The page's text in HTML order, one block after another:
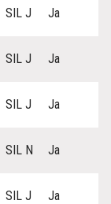
SIL J Ja
SIL J Ja
SIL J Ja
SIL N Ja
SIL J Ja